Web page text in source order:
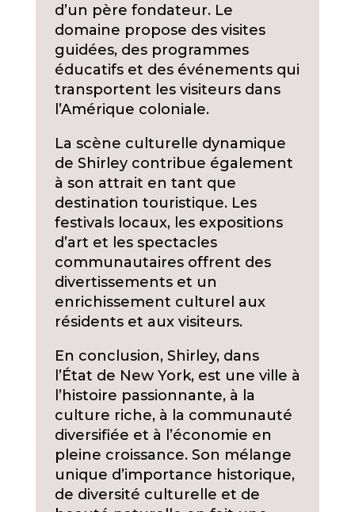
d’un père fondateur. Le
domaine propose des visites
guidées, des programmes
éducatifs et des événements qui
transportent les visiteurs dans
l’Amérique coloniale.
La scène culturelle dynamique
de Shirley contribue également
à son attrait en tant que
destination touristique. Les
festivals locaux, les expositions
d’art et les spectacles
communautaires offrent des
divertissements et un
enrichissement culturel aux
résidents et aux visiteurs.
En conclusion, Shirley, dans
l’État de New York, est une ville à
l’histoire passionnante, à la
culture riche, à la communauté
diversifiée et à l’économie en
pleine croissance. Son mélange
unique d’importance historique,
de diversité culturelle et de